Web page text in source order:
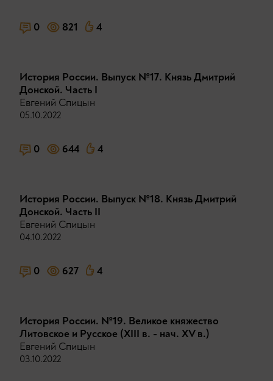
0 821 4
История России. Выпуск №17. Князь Дмитрий
Донской. Часть I
Евгений Спицын
05.10.2022
0 644 4
История России. Выпуск №18. Князь Дмитрий
Донской. Часть II
Евгений Спицын
04.10.2022
0 627 4
История России. №19. Великое княжество
Литовское и Русское (XIII в. - нач. XV в.)
Евгений Спицын
03.10.2022